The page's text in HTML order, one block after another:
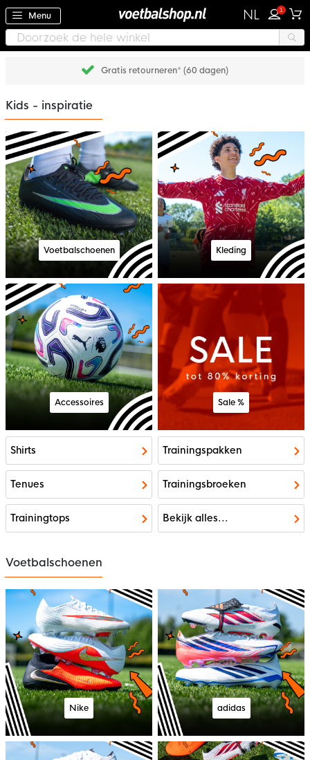
Menu NL 1
Gratis retourneren* (60 dagen)
Kids - inspiratie
Voetbalschoenen Kleding
Accessoires Sale %
Shirts Trainingspakken
Tenues Trainingsbroeken
Trainingtops Bekijk alles...
Voetbalschoenen
Nike adidas